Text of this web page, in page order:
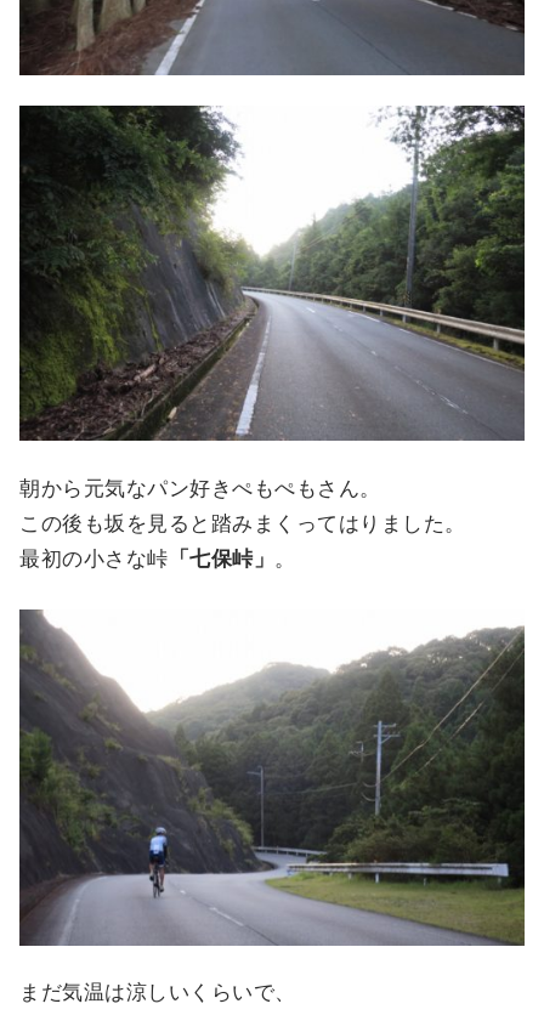
朝から元気なパン好きぺもぺもさん。
この後も坂を見ると踏みまくってはりました。
最初の小さな峠 「七保峠」 。
まだ気温は涼しいくらいで、